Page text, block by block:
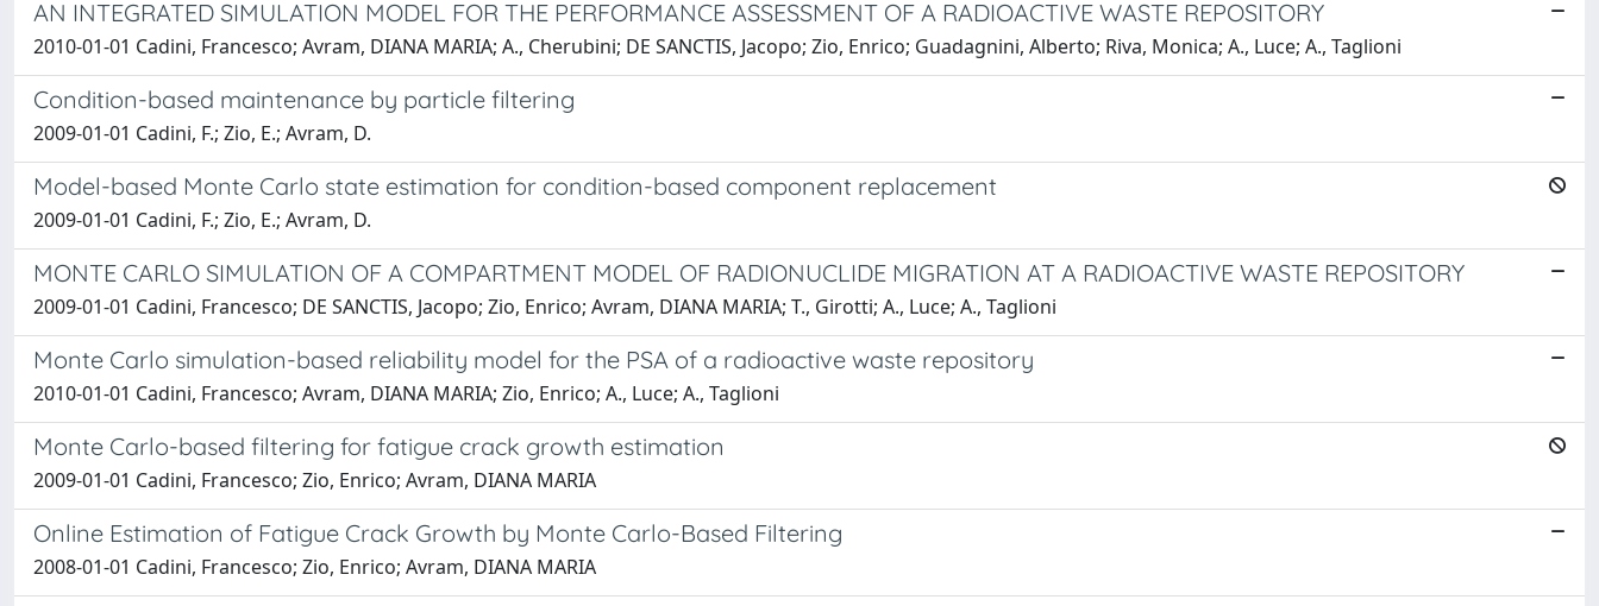
AN INTEGRATED SIMULATION MODEL FOR THE PERFORMANCE ASSESSMENT OF A RADIOACTIVE WASTE REPOSITORY
2010-01-01 Cadini, Francesco; Avram, DIANA MARIA; A., Cherubini; DE SANCTIS, Jacopo; Zio, Enrico; Guadagnini, Alberto; Riva, Monica; A., Luce; A., Taglioni
Condition-based maintenance by particle filtering
2009-01-01 Cadini, F.; Zio, E.; Avram, D.
Model-based Monte Carlo state estimation for condition-based component replacement
2009-01-01 Cadini, F.; Zio, E.; Avram, D.
MONTE CARLO SIMULATION OF A COMPARTMENT MODEL OF RADIONUCLIDE MIGRATION AT A RADIOACTIVE WASTE REPOSITORY
2009-01-01 Cadini, Francesco; DE SANCTIS, Jacopo; Zio, Enrico; Avram, DIANA MARIA; T., Girotti; A., Luce; A., Taglioni
Monte Carlo simulation-based reliability model for the PSA of a radioactive waste repository
2010-01-01 Cadini, Francesco; Avram, DIANA MARIA; Zio, Enrico; A., Luce; A., Taglioni
Monte Carlo-based filtering for fatigue crack growth estimation
2009-01-01 Cadini, Francesco; Zio, Enrico; Avram, DIANA MARIA
Online Estimation of Fatigue Crack Growth by Monte Carlo-Based Filtering
2008-01-01 Cadini, Francesco; Zio, Enrico; Avram, DIANA MARIA